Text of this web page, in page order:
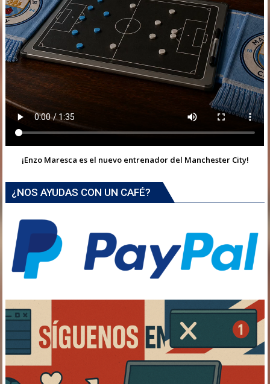
¡Enzo Maresca es el nuevo entrenador del Manchester City!
¿NOS AYUDAS CON UN CAFÉ?